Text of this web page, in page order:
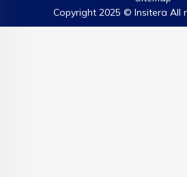
Copyright 2025 © Insitera All